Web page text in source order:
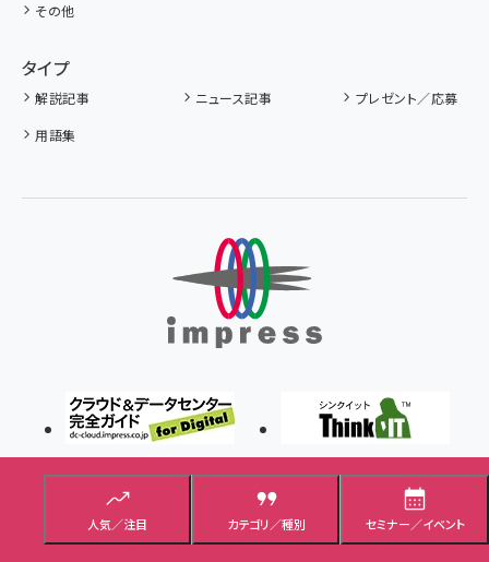
人気／注目 カテゴリ／種別 セミナー／イベント
その他
タイプ
解説記事 ニュース記事
プレゼント／応募
用語集